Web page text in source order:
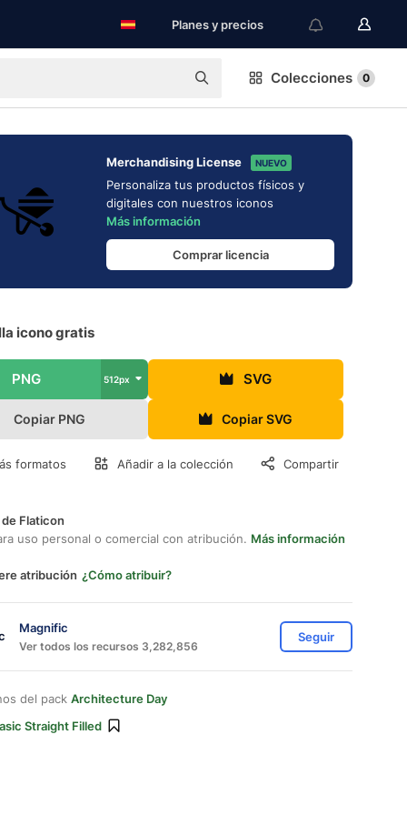
Planes y precios
Colecciones 0
Merchandising License NUEVO
Personaliza tus productos físicos y
digitales con nuestros iconos
Más información
Comprar licencia
icono gratis
PNG 512px SVG
Copiar PNG Copiar SVG
formatos Añadir a la colección Compartir
Flaticon
uso personal o comercial con atribución. Más información
atribución ¿Cómo atribuir?
Magnific
Ver todos los recursos 3,282,856
Seguir
del pack Architecture Day
Straight Filled